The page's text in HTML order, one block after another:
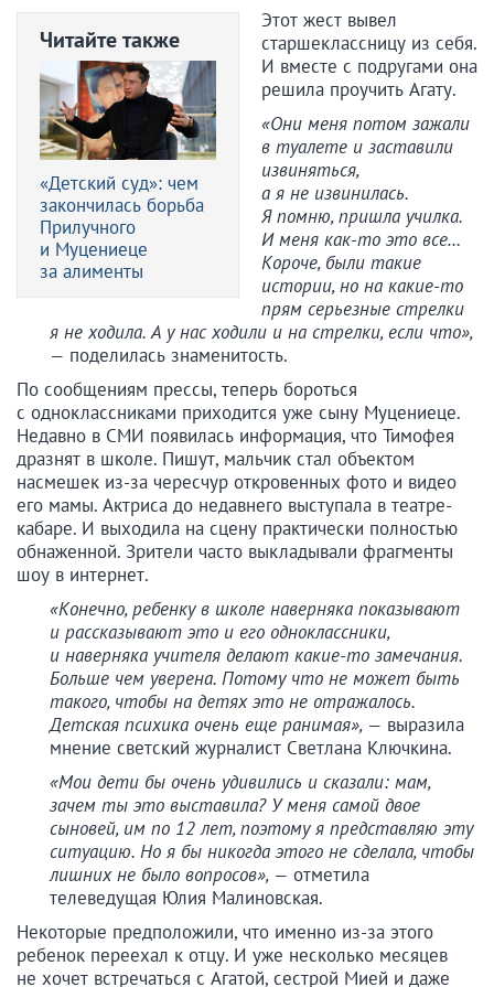
Читайте также
«Детский суд»: чем
закончилась борьба
Прилучного
и Муцениеце
за алименты
Этот жест вывел
старшеклассницу из себя.
И вместе с подругами она
решила проучить Агату.
«Они меня потом зажали
в туалете и заставили
извиняться,
а я не извинилась.
Я помню, пришла училка.
И меня как-то это все…
Короче, были такие
истории, но на какие-то
прям серьезные стрелки
я не ходила. А у нас ходили и на стрелки, если что»,
— поделилась знаменитость.
По сообщениям прессы, теперь бороться
с одноклассниками приходится уже сыну Муцениеце.
Недавно в СМИ появилась информация, что Тимофея
дразнят в школе. Пишут, мальчик стал объектом
насмешек из-за чересчур откровенных фото и видео
его мамы. Актриса до недавнего выступала в театре-
кабаре. И выходила на сцену практически полностью
обнаженной. Зрители часто выкладывали фрагменты
шоу в интернет.
«Конечно, ребенку в школе наверняка показывают
и рассказывают это и его одноклассники,
и наверняка учителя делают какие-то замечания.
Больше чем уверена. Потому что не может быть
такого, чтобы на детях это не отражалось.
Детская психика очень еще ранимая», — выразила
мнение светский журналист Светлана Ключкина.
«Мои дети бы очень удивились и сказали: мам,
зачем ты это выставила? У меня самой двое
сыновей, им по 12 лет, поэтому я представляю эту
ситуацию. Но я бы никогда этого не сделала, чтобы
лишних не было вопросов», — отметила
телеведущая Юлия Малиновская.
Некоторые предположили, что именно из-за этого
ребенок переехал к отцу. И уже несколько месяцев
не хочет встречаться с Агатой, сестрой Мией и даже